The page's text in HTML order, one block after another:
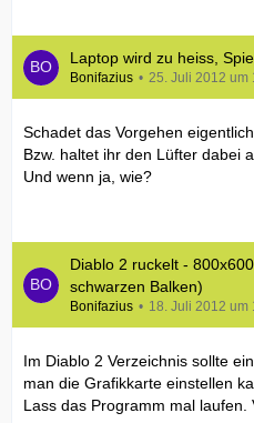
Laptop wird zu heiss,
Bonifazius 25. Juli 2012 um
Schadet das Vorgehen
Bzw. haltet ihr den Lüfter dabei
Und wenn ja, wie?
Diablo 2 ruckelt -
schwarzen Balken)
Bonifazius 18. Juli 2012 um
Im Diablo 2 Verzeichnis sollte
man die Grafikkarte einstellen
Lass das Programm mal laufen.